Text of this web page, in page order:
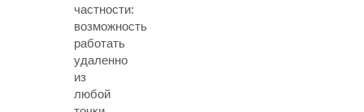
частности:
возможность
работать
удаленно
из
любой